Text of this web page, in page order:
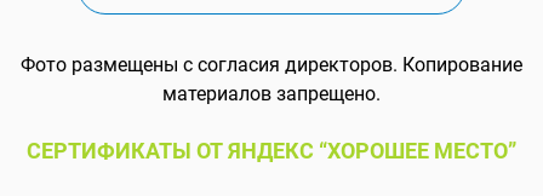
Фото размещены с согласия директоров. Копирование
материалов запрещено.
СЕРТИФИКАТЫ ОТ ЯНДЕКС “ХОРОШЕЕ МЕСТО”